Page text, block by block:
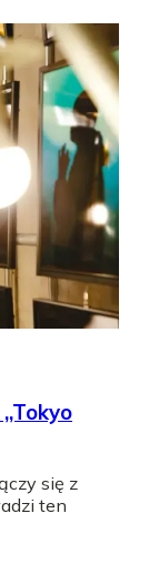
się z
ten